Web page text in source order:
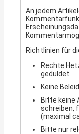
An jedem
Richtlinien für
Rechte
geduldet.
Keine
Bitte keine
schreiben,
(maximal
Bitte nur